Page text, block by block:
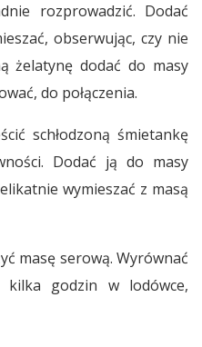
rozprowadzić. Dodać
obserwując, czy nie
żelatynę dodać do masy
do połączenia.
schłodzoną śmietankę
Dodać ją do masy
wymieszać z masą
masę serową. Wyrównać
kilka godzin w lodówce,